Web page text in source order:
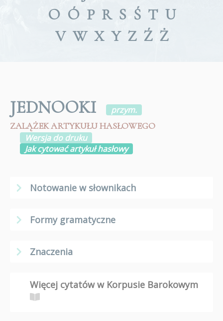
O Ó P R S Ś T U
V W X Y Z Ź Ż
JEDNOOKI
przym.
ZALĄŻEK ARTYKUŁU HASŁOWEGO
Wersja do druku
Jak cytować artykuł hasłowy
Notowanie w słownikach
Formy gramatyczne
Znaczenia
Więcej cytatów w Korpusie Barokowym